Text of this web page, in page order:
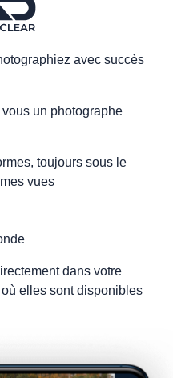
avec succès
vous un photographe
toujours sous le
vues
dans votre
elles sont disponibles